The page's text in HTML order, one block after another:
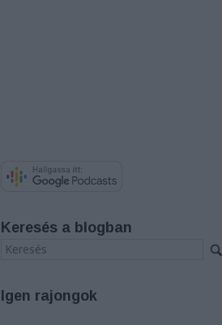
Keresés a blogban
Igen rajongok